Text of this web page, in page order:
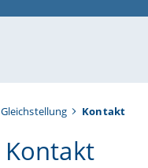
Gleichstellung Kontakt
Kontakt